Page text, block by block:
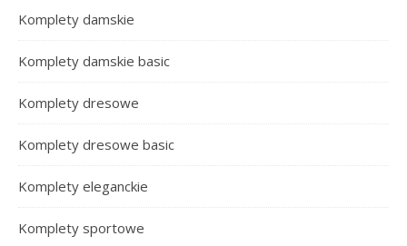
Komplety damskie
Komplety damskie basic
Komplety dresowe
Komplety dresowe basic
Komplety eleganckie
Komplety sportowe